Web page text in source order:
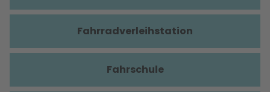
Fahrradverleihstation
Fahrschule